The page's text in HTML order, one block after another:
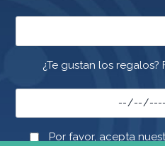
¿Te gustan los
Por favor, acepta